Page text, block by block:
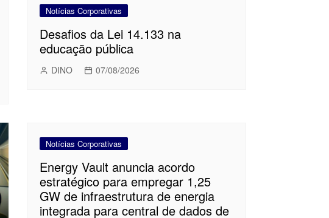
Notícias Corporativas
Desafios da Lei 14.133 na
educação pública
DINO 07/08/2026
Notícias Corporativas
Energy Vault anuncia acordo
estratégico para empregar 1,25
GW de infraestrutura de energia
integrada para central de dados de